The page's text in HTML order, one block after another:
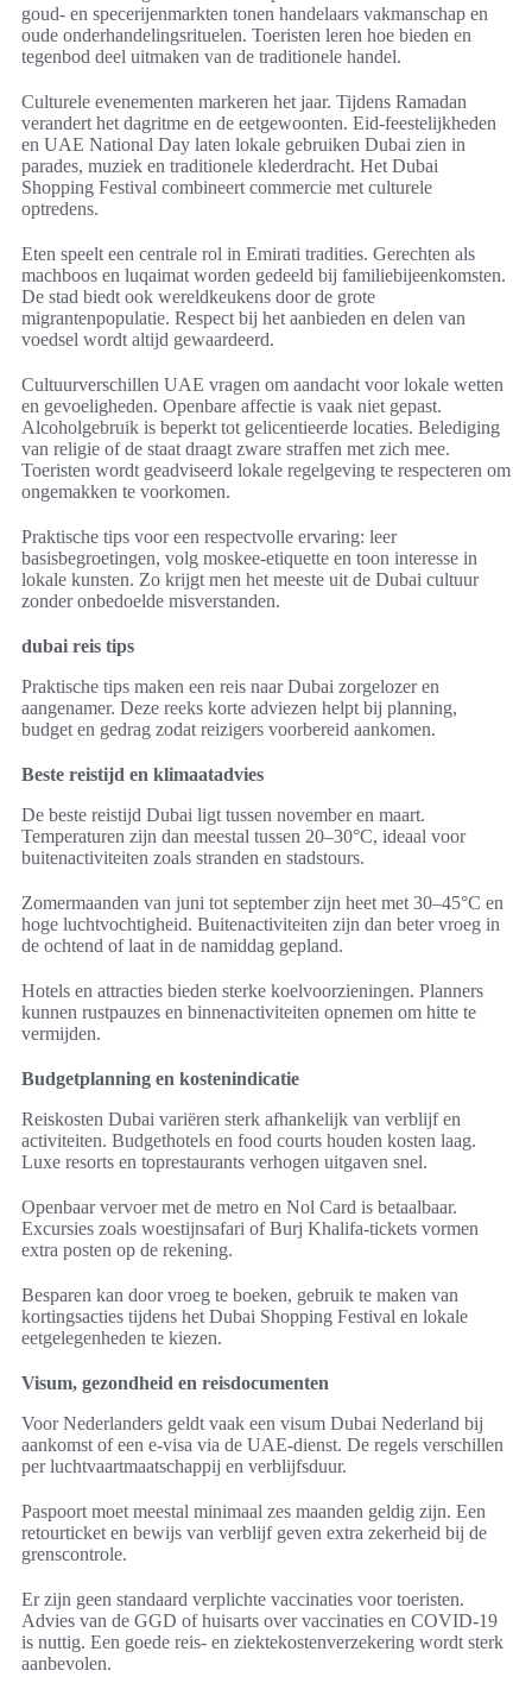
goud- en specerijenmarkten tonen handelaars vakmanschap en
oude onderhandelingsrituelen. Toeristen leren hoe bieden en
tegenbod deel uitmaken van de traditionele handel.
Culturele evenementen markeren het jaar. Tijdens Ramadan
verandert het dagritme en de eetgewoonten. Eid-feestelijkheden
en UAE National Day laten lokale gebruiken Dubai zien in
parades, muziek en traditionele klederdracht. Het Dubai
Shopping Festival combineert commercie met culturele
optredens.
Eten speelt een centrale rol in Emirati tradities. Gerechten als
machboos en luqaimat worden gedeeld bij familiebijeenkomsten.
De stad biedt ook wereldkeukens door de grote
migrantenpopulatie. Respect bij het aanbieden en delen van
voedsel wordt altijd gewaardeerd.
Cultuurverschillen UAE vragen om aandacht voor lokale wetten
en gevoeligheden. Openbare affectie is vaak niet gepast.
Alcoholgebruik is beperkt tot gelicentieerde locaties. Belediging
van religie of de staat draagt zware straffen met zich mee.
Toeristen wordt geadviseerd lokale regelgeving te respecteren om
ongemakken te voorkomen.
Praktische tips voor een respectvolle ervaring: leer
basisbegroetingen, volg moskee-etiquette en toon interesse in
lokale kunsten. Zo krijgt men het meeste uit de Dubai cultuur
zonder onbedoelde misverstanden.
dubai reis tips
Praktische tips maken een reis naar Dubai zorgelozer en
aangenamer. Deze reeks korte adviezen helpt bij planning,
budget en gedrag zodat reizigers voorbereid aankomen.
Beste reistijd en klimaatadvies
De beste reistijd Dubai ligt tussen november en maart.
Temperaturen zijn dan meestal tussen 20–30°C, ideaal voor
buitenactiviteiten zoals stranden en stadstours.
Zomermaanden van juni tot september zijn heet met 30–45°C en
hoge luchtvochtigheid. Buitenactiviteiten zijn dan beter vroeg in
de ochtend of laat in de namiddag gepland.
Hotels en attracties bieden sterke koelvoorzieningen. Planners
kunnen rustpauzes en binnenactiviteiten opnemen om hitte te
vermijden.
Budgetplanning en kostenindicatie
Reiskosten Dubai variëren sterk afhankelijk van verblijf en
activiteiten. Budgethotels en food courts houden kosten laag.
Luxe resorts en toprestaurants verhogen uitgaven snel.
Openbaar vervoer met de metro en Nol Card is betaalbaar.
Excursies zoals woestijnsafari of Burj Khalifa-tickets vormen
extra posten op de rekening.
Besparen kan door vroeg te boeken, gebruik te maken van
kortingsacties tijdens het Dubai Shopping Festival en lokale
eetgelegenheden te kiezen.
Visum, gezondheid en reisdocumenten
Voor Nederlanders geldt vaak een visum Dubai Nederland bij
aankomst of een e-visa via de UAE-dienst. De regels verschillen
per luchtvaartmaatschappij en verblijfsduur.
Paspoort moet meestal minimaal zes maanden geldig zijn. Een
retourticket en bewijs van verblijf geven extra zekerheid bij de
grenscontrole.
Er zijn geen standaard verplichte vaccinaties voor toeristen.
Advies van de GGD of huisarts over vaccinaties en COVID-19
is nuttig. Een goede reis- en ziektekostenverzekering wordt sterk
aanbevolen.